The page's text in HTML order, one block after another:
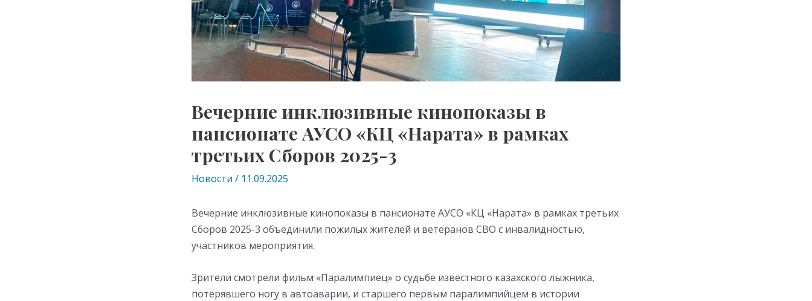
Вечерние инклюзивные кинопоказы в
пансионате АУСО «КЦ «Нарата» в рамках
третьих Сборов 2025-3
Новости / 11.09.2025
Вечерние инклюзивные кинопоказы в пансионате АУСО «КЦ «Нарата» в рамках третьих
Сборов 2025-3 объединили пожилых жителей и ветеранов СВО с инвалидностью,
участников мероприятия.
Зрители смотрели фильм «Паралимпиец» о судьбе известного казахского лыжника,
потерявшего ногу в автоаварии, и старшего первым паралимпийцем в истории